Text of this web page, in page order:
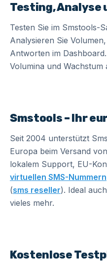
Testing, Analyse
Testen Sie im Smstools-
Analysieren Sie
Antworten im
Volumina und Wachstum
Smstools – Ihr
Seit 2004 unterstützt
Europa beim Versand
lokalem Support, EU-
virtuellen SMS-Nummern
(sms reseller). Ideal
vieles mehr.
Kostenlose